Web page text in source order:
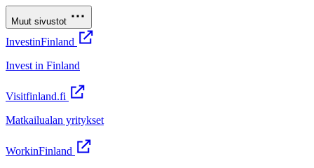
Muut sivustot
InvestinFinland
Invest in Finland
Visitfinland.fi
Matkailualan yritykset
WorkinFinland